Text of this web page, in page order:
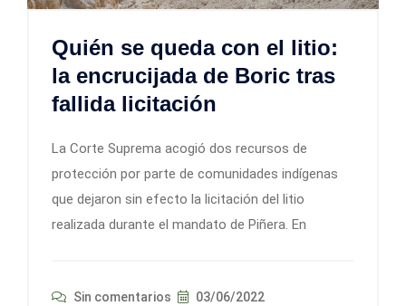
Quién se queda con el litio:
la encrucijada de Boric tras
fallida licitación
La Corte Suprema acogió dos recursos de
protección por parte de comunidades indígenas
que dejaron sin efecto la licitación del litio
realizada durante el mandato de Piñera. En
Sin comentarios 03/06/2022